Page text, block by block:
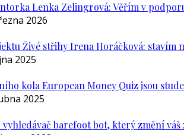
Lenka Zelingrová: Věřím v
2026
Živé střihy Irena Horáčková: stavím
2025
kola European Money Quiz jsou
2025
vyhledávač barefoot bot, který změní